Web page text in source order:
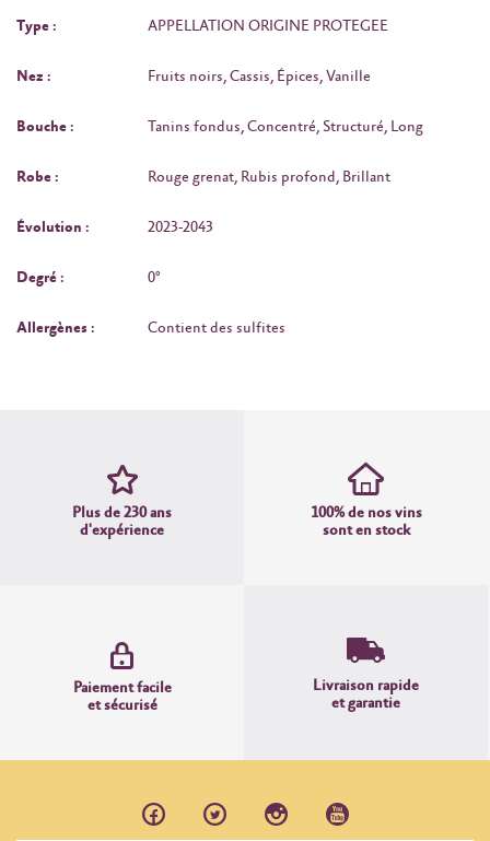
Type : APPELLATION ORIGINE PROTEGEE
Nez : Fruits noirs, Cassis, Épices, Vanille
Bouche : Tanins fondus, Concentré, Structuré, Long
Robe : Rouge grenat, Rubis profond, Brillant
Évolution : 2023-2043
Degré : 0°
Allergènes : Contient des sulfites
Plus de 230 ans
d'expérience
100% de nos vins
sont en stock
Paiement facile
et sécurisé
Livraison rapide
et garantie